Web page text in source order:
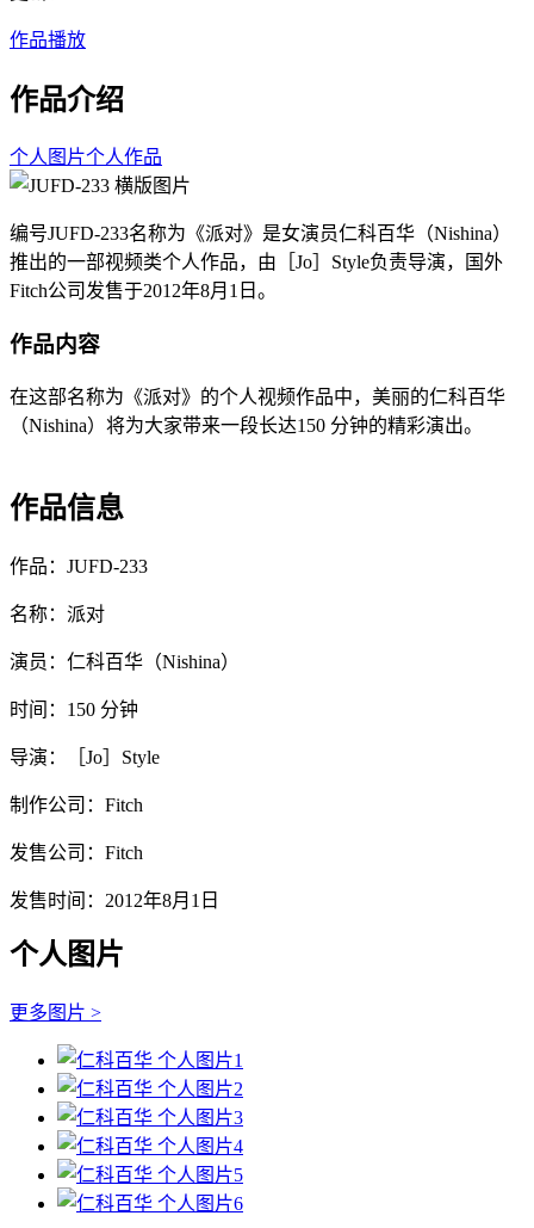
作品播放
作品介绍
个人图片个人作品
编号JUFD-233名称为《派对》是女演员仁科百华（Nishina）
推出的一部视频类个人作品，由［Jo］Style负责导演，国外
Fitch公司发售于2012年8月1日。
作品内容
在这部名称为《派对》的个人视频作品中，美丽的仁科百华
（Nishina）将为大家带来一段长达150 分钟的精彩演出。
作品信息
作品：JUFD-233
名称：派对
演员：仁科百华（Nishina）
时间：150 分钟
导演：［Jo］Style
制作公司：Fitch
发售公司：Fitch
发售时间：2012年8月1日
个人图片
更多图片 >